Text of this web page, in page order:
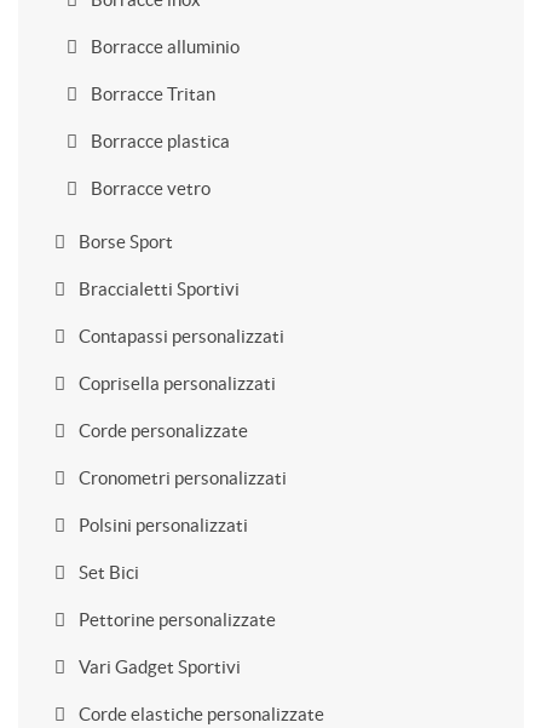
Borracce alluminio
Borracce Tritan
Borracce plastica
Borracce vetro
Borse Sport
Braccialetti Sportivi
Contapassi personalizzati
Coprisella personalizzati
Corde personalizzate
Cronometri personalizzati
Polsini personalizzati
Set Bici
Pettorine personalizzate
Vari Gadget Sportivi
Corde elastiche personalizzate